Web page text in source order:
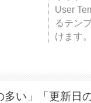
User
るテン
けます
多い」「更新日